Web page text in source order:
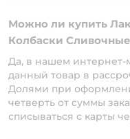
Можно ли купить
Колбаски
Да, в нашем интернет-
данный товар в
Долями при
четверть от суммы
списываться с карты